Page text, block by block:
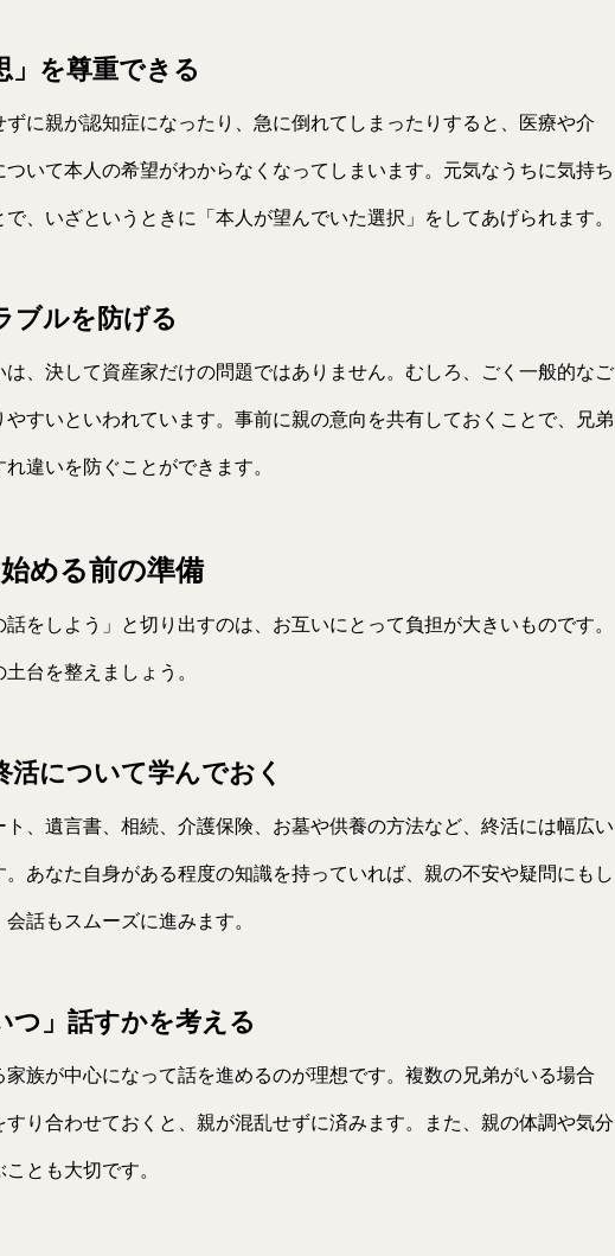
」を尊重できる
ずに親が認知症になったり、急に倒れてしまったりすると、医療や介
ついて本人の希望がわからなくなってしまいます。元気なうちに気持ち
で、いざというときに「本人が望んでいた選択」をしてあげられます。
ブルを防げる
は、決して資産家だけの問題ではありません。むしろ、ごく一般的なご
やすいといわれています。事前に親の意向を共有しておくことで、兄弟
違いを防ぐことができます。
める前の準備
をしよう」と切り出すのは、お互いにとって負担が大きいものです。
台を整えましょう。
活について学んでおく
ト、遺言書、相続、介護保険、お墓や供養の方法など、終活には幅広い
。あなた自身がある程度の知識を持っていれば、親の不安や疑問にもし
話もスムーズに進みます。
つ」話すかを考える
家族が中心になって話を進めるのが理想です。複数の兄弟がいる場合
すり合わせておくと、親が混乱せずに済みます。また、親の体調や気分
とも大切です。